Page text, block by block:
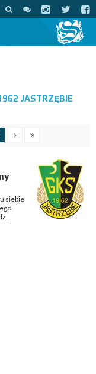
JASTRZĘBIE
siebie